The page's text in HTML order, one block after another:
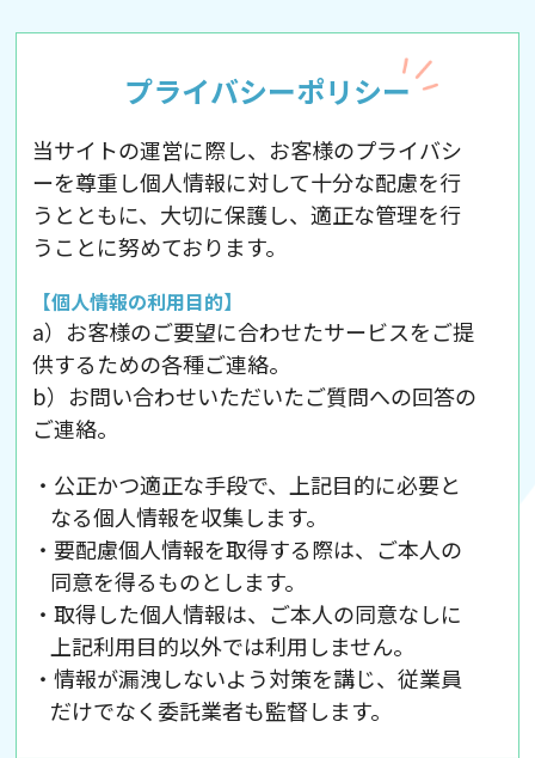
プライバシーポリシー
当サイトの運営に際し、お客様のプライバシ
ーを尊重し個人情報に対して十分な配慮を行
うとともに、大切に保護し、適正な管理を行
うことに努めております。
【個人情報の利用目的】
a）お客様のご要望に合わせたサービスをご提
供するための各種ご連絡。
b）お問い合わせいただいたご質問への回答の
ご連絡。
・公正かつ適正な手段で、上記目的に必要と
なる個人情報を収集します。
・要配慮個人情報を取得する際は、ご本人の
同意を得るものとします。
・取得した個人情報は、ご本人の同意なしに
上記利用目的以外では利用しません。
・情報が漏洩しないよう対策を講じ、従業員
だけでなく委託業者も監督します。